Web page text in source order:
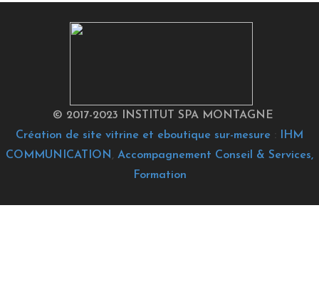
© 2017-2023 INSTITUT SPA MONTAGNE
Création de site vitrine et eboutique sur-mesure :
IHM
COMMUNICATION, Accompagnement Conseil & Services,
Formation